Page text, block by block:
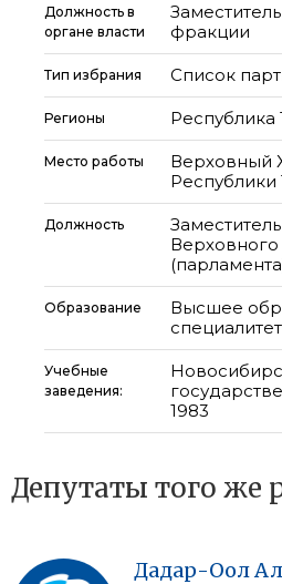
Должность в
органе власти
фракции
Тип избрания Список
Регионы Республика
Место работы
Верховный
Республики
Должность
Верховного
Образование
Высшее
Учебные
заведения:
1983
Депутаты того же
Дадар-Оол